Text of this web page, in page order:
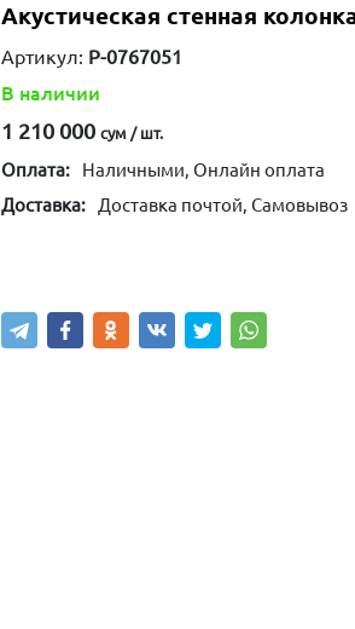
Акустическая стенная
Артикул: P-0767051
В наличии
1 210 000 сум / шт.
Оплата:
Наличными, Онлайн оплата
Доставка:
Доставка почтой, Самовывоз